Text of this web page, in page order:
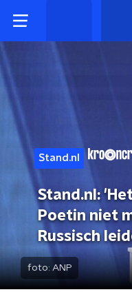
Stand.nl
Stand.nl:
Poetin niet
Russisch
foto: ANP